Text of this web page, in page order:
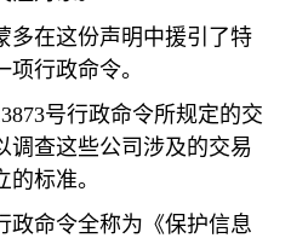
多在这份声明中援引了特
项行政命令。
号行政命令所规定的交
调查这些公司涉及的交易
标准。
政命令全称为《保护信息